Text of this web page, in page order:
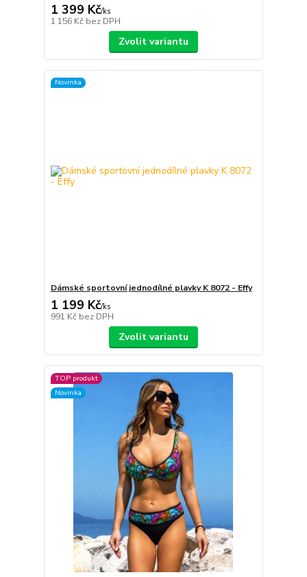
1 399 Kč/ks
1 156 Kč bez DPH
Zvolit variantu
Novinka
Dámské sportovní jednodílné plavky K 8072 - Effy
1 199 Kč/ks
991 Kč bez DPH
Zvolit variantu
TOP produkt
Novinka